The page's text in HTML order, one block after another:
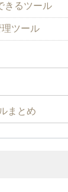
きるツール
ツール
まとめ